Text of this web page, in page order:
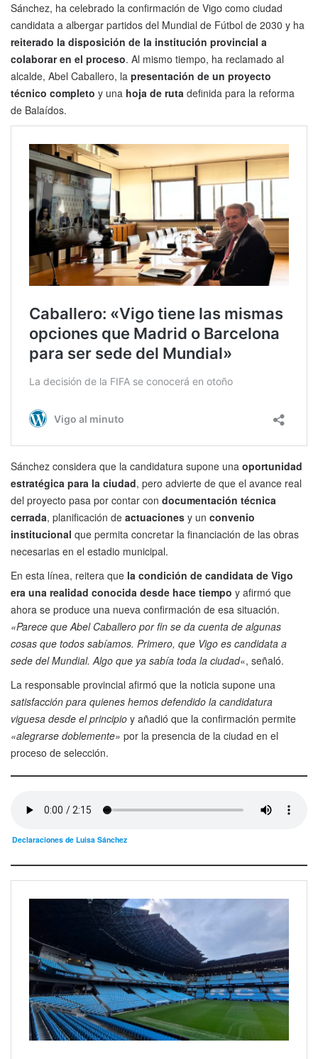
Sánchez, ha celebrado la confirmación de Vigo como ciudad
candidata a albergar partidos del Mundial de Fútbol de 2030 y ha
reiterado la disposición de la institución provincial a
colaborar en el proceso. Al mismo tiempo, ha reclamado al
alcalde, Abel Caballero, la presentación de un proyecto
técnico completo y una hoja de ruta definida para la reforma
de Balaídos.
Sánchez considera que la candidatura supone una oportunidad
estratégica para la ciudad, pero advierte de que el avance real
del proyecto pasa por contar con documentación técnica
cerrada, planificación de actuaciones y un convenio
institucional que permita concretar la financiación de las obras
necesarias en el estadio municipal.
En esta línea, reitera que la condición de candidata de Vigo
era una realidad conocida desde hace tiempo y afirmó que
ahora se produce una nueva confirmación de esa situación.
«Parece que Abel Caballero por fin se da cuenta de algunas
cosas que todos sabíamos. Primero, que Vigo es candidata a
sede del Mundial. Algo que ya sabía toda la ciudad«, señaló.
La responsable provincial afirmó que la noticia supone una
satisfacción para quienes hemos defendido la candidatura
viguesa desde el principio y añadió que la confirmación permite
«alegrarse doblemente» por la presencia de la ciudad en el
proceso de selección.
Declaraciones de Luisa Sánchez